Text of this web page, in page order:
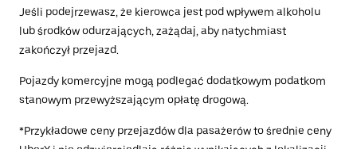
Jeśli podejrzewasz, że kierowca jest pod wpływem alkoholu
lub środków odurzających, zażądaj, aby natychmiast
zakończył przejazd.
Pojazdy komercyjne mogą podlegać dodatkowym podatkom
stanowym przewyższającym opłatę drogową.
*Przykładowe ceny przejazdów dla pasażerów to średnie ceny